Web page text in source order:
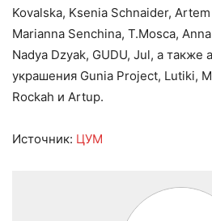
Kovalska, Ksenia Schnaider,
Marianna Senchina, T.Mosca,
Nadya Dzyak, GUDU, Jul, а также
украшения Gunia Project, Lutiki,
Rockah и Artup.
Источник: ЦУМ